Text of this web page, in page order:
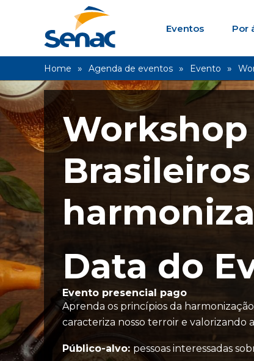
Eventos Por
Home Agenda de eventos Evento
Workshop
Data do
Evento presencial pago
Aprenda os princípios da
caracteriza nosso terroir e valorizando
Público-alvo: pessoas interessadas